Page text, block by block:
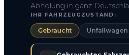
Abholung in ganz
IHR FAHRZEUGZUSTAND:
Gebraucht Unfallwagen